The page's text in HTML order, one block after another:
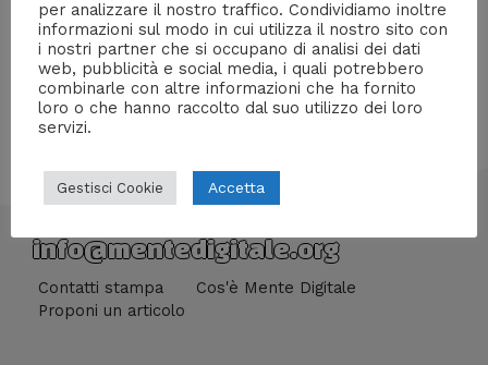
Leggi altro »
info@mentedigitale.org
Contatti stampa
Cos'è Mente Digitale
Proponi un articolo
per analizzare il nostro traffico. Condividiamo inoltre
informazioni sul modo in cui utilizza il nostro sito con
i nostri partner che si occupano di analisi dei dati
web, pubblicità e social media, i quali potrebbero
combinarle con altre informazioni che ha fornito
loro o che hanno raccolto dal suo utilizzo dei loro
servizi.
Gestisci Cookie Accetta